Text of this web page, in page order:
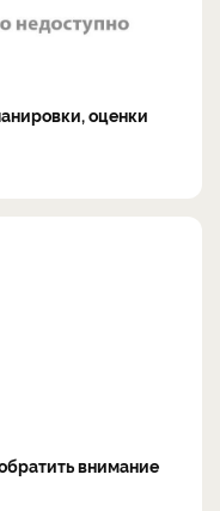
оценки
внимание